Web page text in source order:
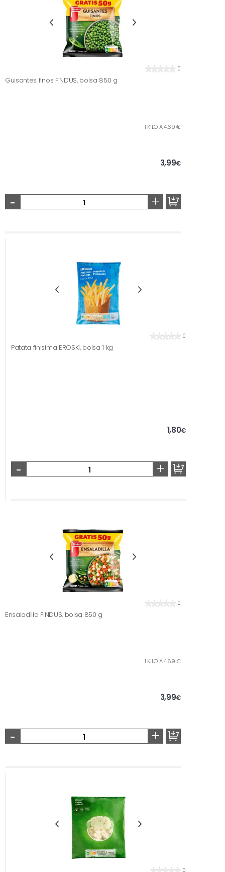
0
Guisantes finos FINDUS, bolsa 850 g
1 KILO A 4,69 €
3,99€
- +
0
Patata finisima EROSKI, bolsa 1 kg
1,80€
- +
0
Ensaladilla FINDUS, bolsa 850 g
1 KILO A 4,69 €
3,99€
- +
0